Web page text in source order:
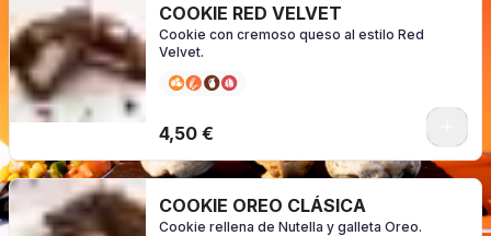
COOKIE RED VELVET
Cookie con cremoso queso al estilo Red
Velvet.
4,50 €
COOKIE OREO CLÁSICA
Cookie rellena de Nutella y galleta Oreo.